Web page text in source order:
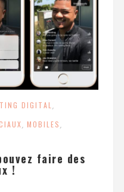
DIGITAL ,
, MOBILES,
faire des
!